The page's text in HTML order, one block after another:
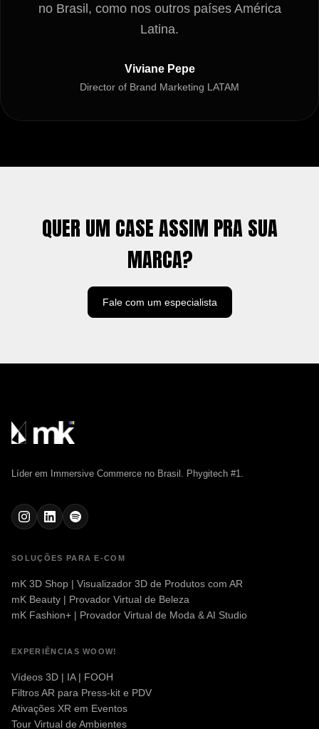
no Brasil, como nos outros países América
Latina.
Viviane Pepe
Director of Brand Marketing LATAM
QUER UM CASE ASSIM PRA SUA
MARCA?
Fale com um especialista
Líder em Immersive Commerce no Brasil. Phygitech #1.
SOLUÇÕES PARA E-COM
mK 3D Shop | Visualizador 3D de Produtos com AR
mK Beauty | Provador Virtual de Beleza
mK Fashion+ | Provador Virtual de Moda & AI Studio
EXPERIÊNCIAS WOOW!
Vídeos 3D | IA | FOOH
Filtros AR para Press-kit e PDV
Ativações XR em Eventos
Tour Virtual de Ambientes